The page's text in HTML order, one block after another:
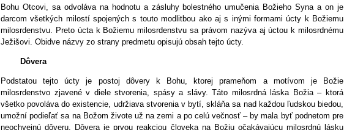
Bohu Otcovi, sa odvoláva na hodnotu a zásluhy bolestného umučenia Božieho Syna a on je
darcom všetkých milostí spojených s touto modlitbou ako aj s inými formami úcty k Božiemu
milosrdenstvu. Preto úcta k Božiemu milosrdenstvu sa právom nazýva aj úctou k milosrdnému
Ježišovi. Obidve názvy zo strany predmetu opisujú obsah tejto úcty.
Dôvera
Podstatou tejto úcty je postoj dôvery k Bohu, ktorej prameňom a motívom je Božie
milosrdenstvo zjavené v diele stvorenia, spásy a slávy. Táto milosrdná láska Božia – ktorá
všetko povoláva do existencie, udržiava stvorenia v bytí, skláňa sa nad každou ľudskou biedou,
umožní podieľať sa na Božom živote už na zemi a po celú večnosť – by mala byť podnetom pre
neochvejnú dôveru. Dôvera je prvou reakciou človeka na Božiu očakávajúcu milosrdnú lásku